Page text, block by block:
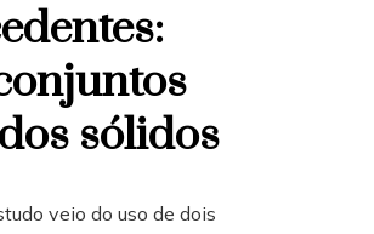
sólidos
veio do uso de dois